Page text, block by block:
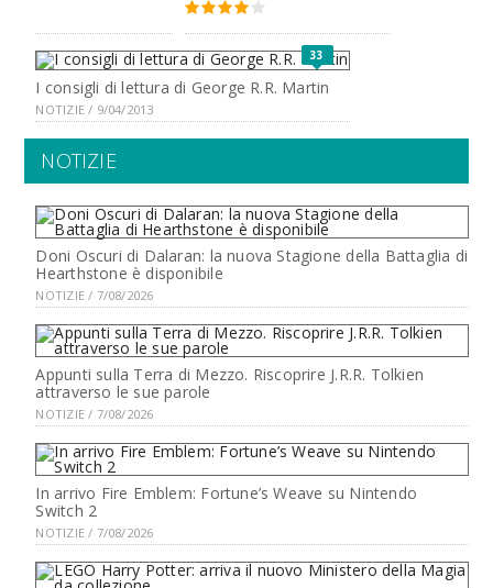
33
I consigli di lettura di George R.R. Martin
NOTIZIE / 9/04/2013
NOTIZIE
Doni Oscuri di Dalaran: la nuova Stagione della Battaglia di
Hearthstone è disponibile
NOTIZIE / 7/08/2026
Appunti sulla Terra di Mezzo. Riscoprire J.R.R. Tolkien
attraverso le sue parole
NOTIZIE / 7/08/2026
In arrivo Fire Emblem: Fortune’s Weave su Nintendo
Switch 2
NOTIZIE / 7/08/2026